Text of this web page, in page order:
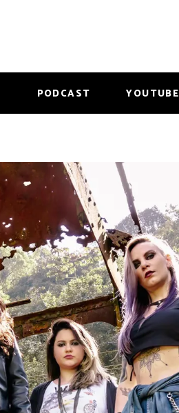
PODCAST YOUTUBE